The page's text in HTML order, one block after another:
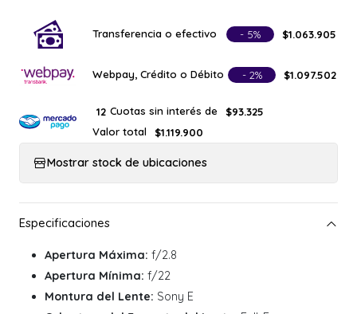
Transferencia o efectivo - 5% $1.063.905
Webpay, Crédito o Débito - 2% $1.097.502
12 Cuotas sin interés de
$93.325
Valor total
$1.119.900
Mostrar stock de ubicaciones
Apertura Máxima: f/2.8
Apertura Mínima: f/22
Montura del Lente: Sony E